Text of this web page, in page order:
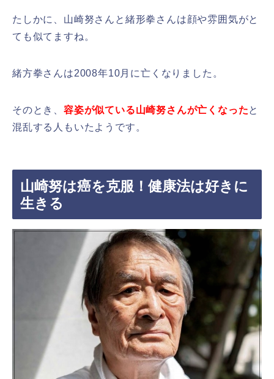
たしかに、山崎努さんと緒形拳さんは顔や雰囲気がと
ても似てますね。
緒方拳さんは2008年10月に亡くなりました。
そのとき、 容姿が似ている山崎努さんが亡くなったと
混乱する人もいたようです。
山崎努は癌を克服！健康法は好きに
生きる